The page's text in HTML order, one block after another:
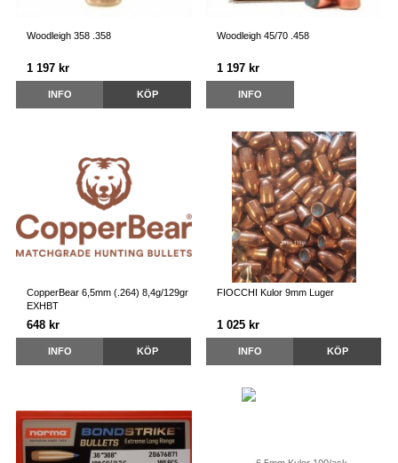
Woodleigh 358 .358
1 197 kr
INFO KÖP
Woodleigh 45/70 .458
1 197 kr
INFO
CopperBear 6,5mm (.264) 8,4g/129gr
EXHBT
648 kr
INFO KÖP
FIOCCHI Kulor 9mm Luger
1 025 kr
INFO KÖP